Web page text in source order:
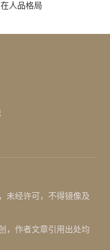
人品格局
未经许可，不得镜像及
，作者文章引用出处均